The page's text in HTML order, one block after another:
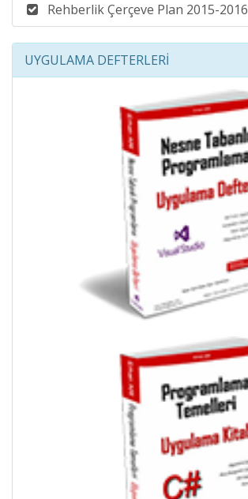
Rehberlik Çerçeve Plan 2015-2016
UYGULAMA DEFTERLERİ